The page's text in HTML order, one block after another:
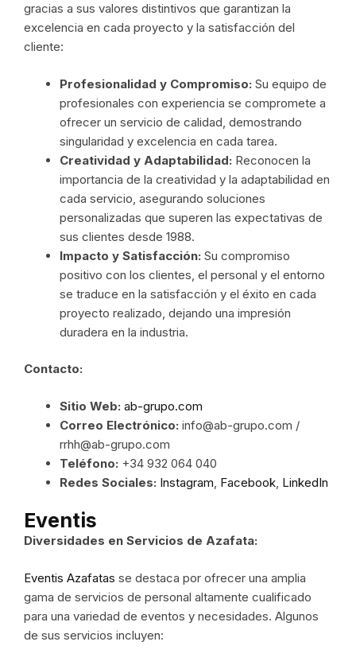
gracias a sus valores distintivos que garantizan la
excelencia en cada proyecto y la satisfacción del
cliente:
Profesionalidad y Compromiso: Su equipo de
profesionales con experiencia se compromete a
ofrecer un servicio de calidad, demostrando
singularidad y excelencia en cada tarea.
Creatividad y Adaptabilidad: Reconocen la
importancia de la creatividad y la adaptabilidad en
cada servicio, asegurando soluciones
personalizadas que superen las expectativas de
sus clientes desde 1988.
Impacto y Satisfacción: Su compromiso
positivo con los clientes, el personal y el entorno
se traduce en la satisfacción y el éxito en cada
proyecto realizado, dejando una impresión
duradera en la industria.
Contacto:
Sitio Web: ab-grupo.com
Correo Electrónico: info@ab-grupo.com /
rrhh@ab-grupo.com
Teléfono: +34 932 064 040
Redes Sociales: Instagram Facebook LinkedIn
Eventis
Diversidades en Servicios de Azafata:
Eventis Azafatas se destaca por ofrecer una amplia
gama de servicios de personal altamente cualificado
para una variedad de eventos y necesidades. Algunos
de sus servicios incluyen: